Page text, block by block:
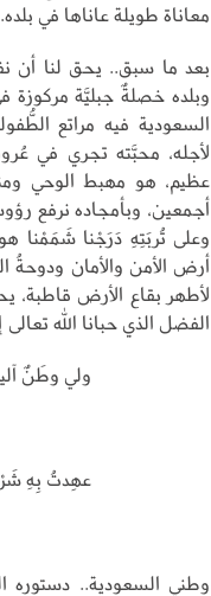
معاناة طويلة عاناها في بلده.
بعد ما سبق.. يحق لنا أن
وبلده خصلةٌ جبليَّة مركوزة
السعودية فيه مراتع
لأجله، محبَّته تجري في
عظيم، هو مهبط الوحي
أجمعين، وبأمجاده نرفع
وعلى تُربَتِهِ دَرَجْنا شَمَمْنا
أرض الأمن والأمان ودوحةُ
لأطهر بقاع الأرض قاطبة،
الفضل الذي حبانا الله
ولي وطَنٌ
عهِدتُ بِهِ
وطني السعودية.. دستوره